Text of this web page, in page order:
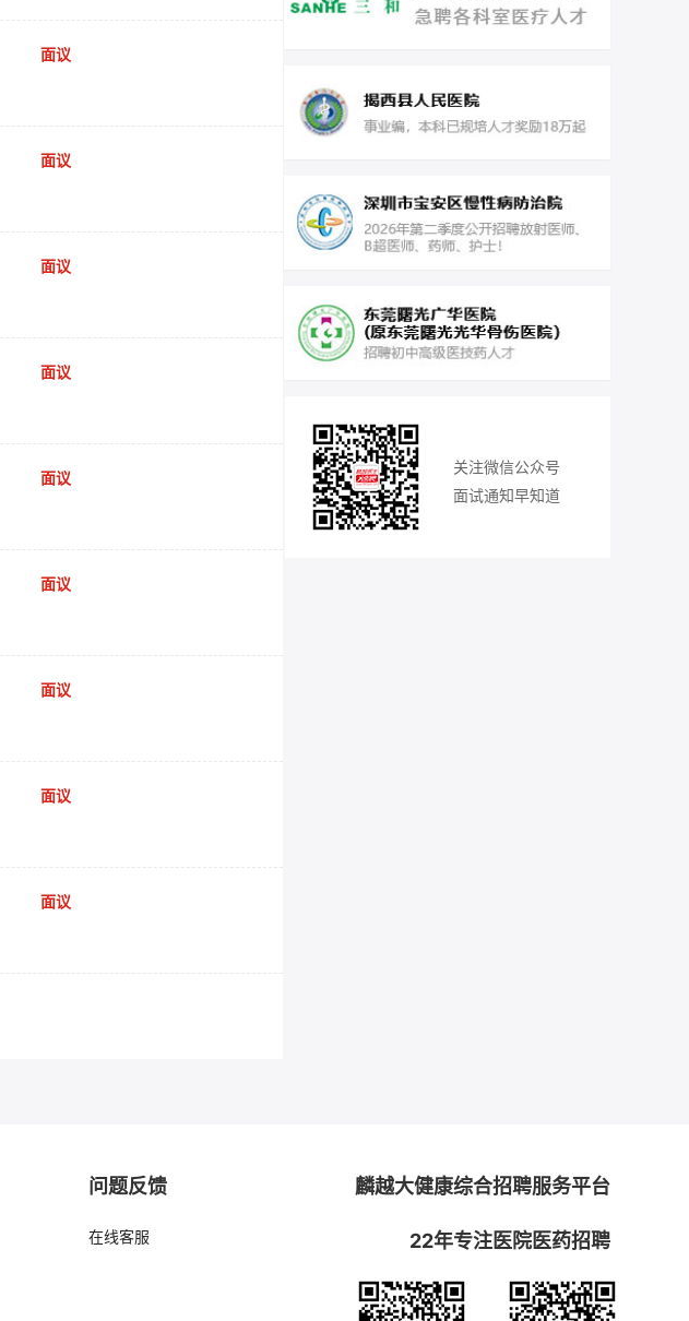
面议
面议
面议
面议
面议
面议
面议
面议
面议
关注微信公众号
面试通知早知道
问题反馈
在线客服
麟越大健康综合招聘服务平台
22年专注医院医药招聘